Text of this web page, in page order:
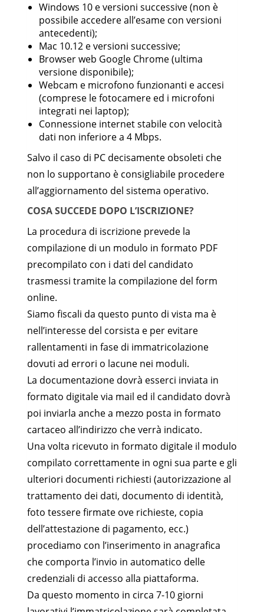
Windows 10 e versioni successive (non è
possibile accedere all’esame con versioni
antecedenti);
Mac 10.12 e versioni successive;
Browser web Google Chrome (ultima
versione disponibile);
Webcam e microfono funzionanti e accesi
(comprese le fotocamere ed i microfoni
integrati nei laptop);
Connessione internet stabile con velocità
dati non inferiore a 4 Mbps.
Salvo il caso di PC decisamente obsoleti che
non lo supportano è consigliabile procedere
all’aggiornamento del sistema operativo.
COSA SUCCEDE DOPO L’ISCRIZIONE?
La procedura di iscrizione prevede la
compilazione di un modulo in formato PDF
precompilato con i dati del candidato
trasmessi tramite la compilazione del form
online.
Siamo fiscali da questo punto di vista ma è
nell’interesse del corsista e per evitare
rallentamenti in fase di immatricolazione
dovuti ad errori o lacune nei moduli.
La documentazione dovrà esserci inviata in
formato digitale via mail ed il candidato dovrà
poi inviarla anche a mezzo posta in formato
cartaceo all’indirizzo che verrà indicato.
Una volta ricevuto in formato digitale il modulo
compilato correttamente in ogni sua parte e gli
ulteriori documenti richiesti (autorizzazione al
trattamento dei dati, documento di identità,
foto tessere firmate ove richieste, copia
dell’attestazione di pagamento, ecc.)
procediamo con l’inserimento in anagrafica
che comporta l’invio in automatico delle
credenziali di accesso alla piattaforma.
Da questo momento in circa 7-10 giorni